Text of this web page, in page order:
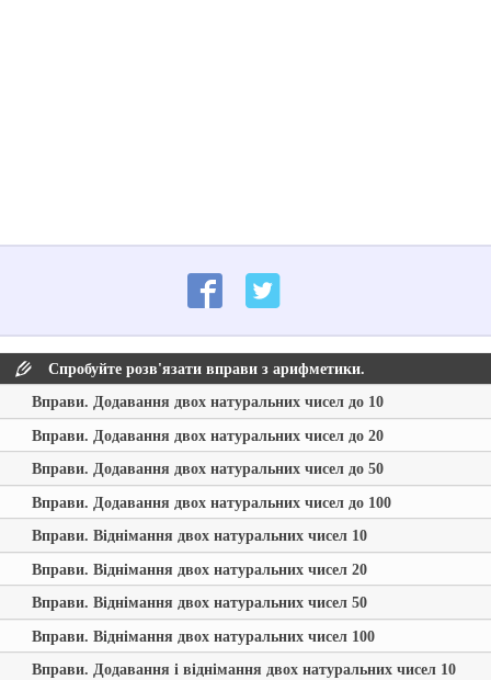
Спробуйте розв'язати вправи з арифметики.
Вправи. Додавання двох натуральних чисел до 10
Вправи. Додавання двох натуральних чисел до 20
Вправи. Додавання двох натуральних чисел до 50
Вправи. Додавання двох натуральних чисел до 100
Вправи. Віднімання двох натуральних чисел 10
Вправи. Віднімання двох натуральних чисел 20
Вправи. Віднімання двох натуральних чисел 50
Вправи. Віднімання двох натуральних чисел 100
Вправи. Додавання і віднімання двох натуральних чисел 10